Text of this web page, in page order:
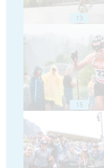
13
15